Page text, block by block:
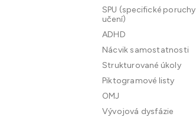
SPU (specifické poruchy
učení)
ADHD
Nácvik samostatnosti
Strukturované úkoly
Piktogramové listy
OMJ
Vývojová dysfázie